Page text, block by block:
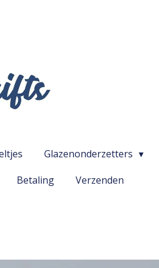
Glazenonderzetters
Betaling Verzenden